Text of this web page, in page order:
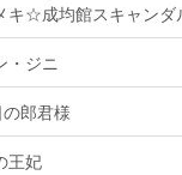
キ☆成均館スキャンダ
・ジニ
郎君様
王妃